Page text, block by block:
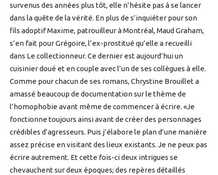
survenus des années plus tôt, elle n’hésite pas à se lancer
dans la quête de la vérité. En plus de s’inquiéter pour son
fils adoptif Maxime, patrouilleur à Montréal, Maud Graham,
s’en fait pour Grégoire, l’ex-prostitué qu’elle a recueilli
dans Le collectionneur. Ce dernier est aujourd’hui un
cuisinier doué et en couple avec l’un de ses collègues à elle.
Comme pour chacun de ses romans, Chrystine Brouillet a
amassé beaucoup de documentation sur le thème de
l’homophobie avant même de commencer à écrire. «Je
fonctionne toujours ainsi avant de créer des personnages
crédibles d’agresseurs. Puis j’élabore le plan d’une manière
assez précise en visitant des lieux existants. Je ne peux pas
écrire autrement. Et cette fois-ci deux intrigues se
chevauchent sur deux époques; des repères détaillés